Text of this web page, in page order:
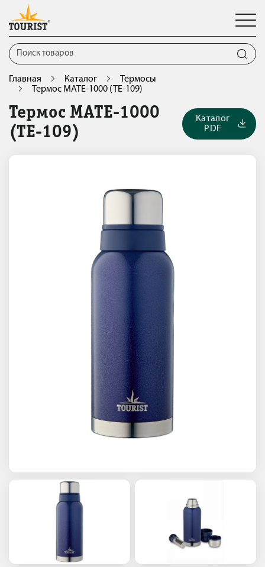
Главная Каталог
Термосы
Термос MATE-1000 (TЕ-109)
Термос MATE-1000
(TЕ-109)
Каталог
PDF